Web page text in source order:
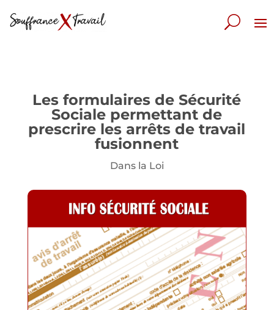
Les formulaires de Sécurité
Sociale permettant de
prescrire les arrêts de travail
fusionnent
Dans la Loi